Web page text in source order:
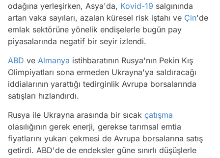
odağına yerleşirken, Asya'da, Kovid-19 salgınında
artan vaka sayıları, azalan küresel risk iştahı ve Çin'de
emlak sektörüne yönelik endişelerle bugün pay
piyasalarında negatif bir seyir izlendi.
ABD ve Almanya istihbaratının Rusya'nın Pekin Kış
Olimpiyatları sona ermeden Ukrayna'ya saldıracağı
iddialarının yarattığı tedirginlik Avrupa borsalarında
satışları hızlandırdı.
Rusya ile Ukrayna arasında bir sıcak çatışma
olasılığının gerek enerji, gerekse tarımsal emtia
fiyatlarını yukarı çekmesi de Avrupa borsalarına satış
getirdi. ABD'de de endeksler güne sınırlı düşüşlerle